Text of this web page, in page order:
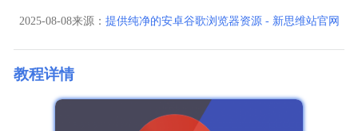
2025-08-08来源： 提供纯净的安卓谷歌浏览器资源 - 新思维站官网
教程详情